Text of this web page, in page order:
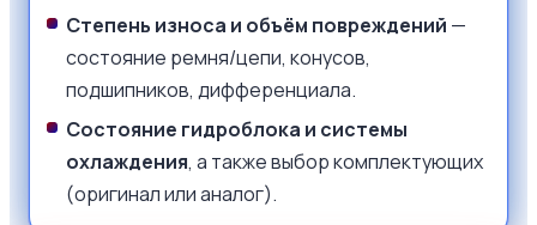
Степень износа и объём повреждений —
состояние ремня/цепи, конусов,
подшипников, дифференциала.
Состояние гидроблока и системы
охлаждения, а также выбор комплектующих
(оригинал или аналог).